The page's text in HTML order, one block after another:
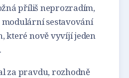
příliš neprozradím,
sestavování
které nově vyvíjí jeden
za pravdu, rozhodně